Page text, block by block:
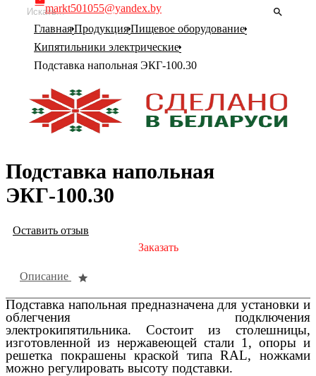
markt501055@yandex.by
ГлавнаяПродукцияПищевое оборудование
Кипятильники электрические
Подставка напольная ЭКГ-100.30
Подставка напольная
ЭКГ-100.30
Оставить отзыв
Заказать
Описание
Подставка напольная предназначена для установки и
облегчения подключения
электрокипятильника. Состоит из столешницы,
изготовленной из нержавеющей стали 1, опоры и
решетка покрашены краской типа RAL, ножками
можно регулировать высоту подставки.